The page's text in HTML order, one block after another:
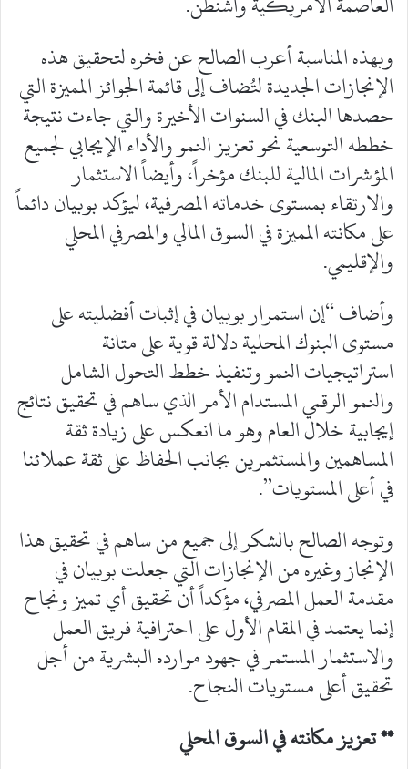
وبهذه المناسبة أعرب الصالح عن فخره لتحقيق هذه
الإنجازات الجديدة لتُضاف إلى قائمة الجوائز المميزة التي
حصدها البنك في السنوات الأخيرة والتي جاءت نتيجة
خططه التوسعية نحو تعزيز النمو والأداء الإيجابي لجميع
المؤشرات المالية للبنك مؤخراً، وأيضاً الاستثمار
والارتقاء بمستوى خدماته المصرفية، ليؤكد بوبيان دائماً
على مكانته المميزة في السوق المالي والمصرفي المحلي
والإقليمي.
وأضاف “إن استمرار بوبيان في إثبات أفضليته على
مستوى البنوك المحلية دلالة قوية على متانة
استراتيجيات النمو وتنفيذ خطط التحول الشامل
والنمو الرقمي المستدام الأمر الذي ساهم في تحقيق نتائج
إيجابية خلال العام وهو ما انعكس على زيادة ثقة
المساهمين والمستثمرين بجانب الحفاظ على ثقة عملائنا
في أعلى المستويات”.
وتوجه الصالح بالشكر إلى جميع من ساهم في تحقيق هذا
الإنجاز وغيره من الإنجازات التي جعلت بوبيان في
مقدمة العمل المصرفي، مؤكداً أن تحقيق أي تميز ونجاح
إنما يعتمد في المقام الأول على احترافية فريق العمل
والاستثمار المستمر في جهود موارده البشرية من أجل
تحقيق أعلى مستويات النجاح.
** تعزيز مكانته في السوق المحلي